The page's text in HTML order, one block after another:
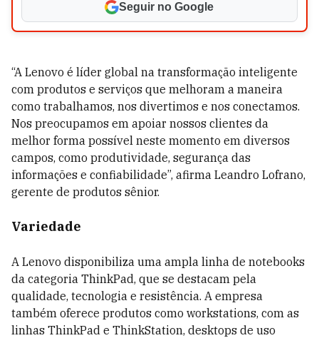
Seguir no Google
“A Lenovo é líder global na transformação inteligente
com produtos e serviços que melhoram a maneira
como trabalhamos, nos divertimos e nos conectamos.
Nos preocupamos em apoiar nossos clientes da
melhor forma possível neste momento em diversos
campos, como produtividade, segurança das
informações e confiabilidade”, afirma Leandro Lofrano,
gerente de produtos sênior.
Variedade
A Lenovo disponibiliza uma ampla linha de notebooks
da categoria ThinkPad, que se destacam pela
qualidade, tecnologia e resistência. A empresa
também oferece produtos como workstations, com as
linhas ThinkPad e ThinkStation, desktops de uso